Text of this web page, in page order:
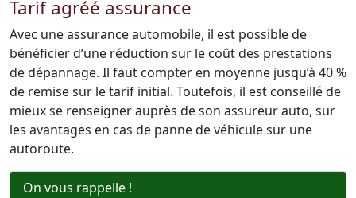
Tarif agréé assurance
Avec une assurance automobile, il est possible de
bénéficier d’une réduction sur le coût des prestations
de dépannage. Il faut compter en moyenne jusqu’à 40 %
de remise sur le tarif initial. Toutefois, il est conseillé de
mieux se renseigner auprès de son assureur auto, sur
les avantages en cas de panne de véhicule sur une
autoroute.
On vous rappelle !